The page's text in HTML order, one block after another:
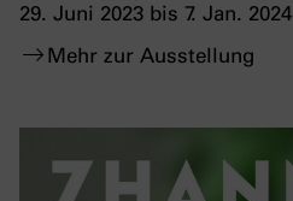
29. Juni 2023 bis 7. Jan. 2024
Mehr zur Ausstellung